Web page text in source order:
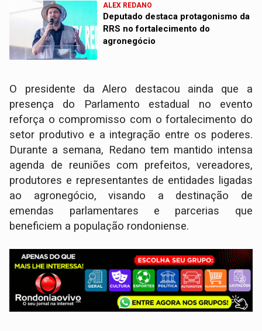
ALEX REDANO
Deputado destaca protagonismo da
RRS no fortalecimento do
agronegócio
O presidente da Alero destacou ainda que a
presença do Parlamento estadual no evento
reforça o compromisso com o fortalecimento do
setor produtivo e a integração entre os poderes.
Durante a semana, Redano tem mantido intensa
agenda de reuniões com prefeitos, vereadores,
produtores e representantes de entidades ligadas
ao agronegócio, visando a destinação de
emendas parlamentares e parcerias que
beneficiem a população rondoniense.